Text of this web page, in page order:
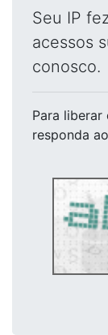
Seu IP
acessos
conosco.
Para liberar
responda